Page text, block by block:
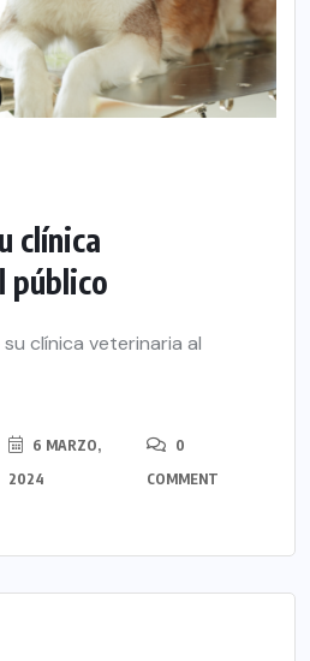
clínica
público
clínica veterinaria al
6 MARZO,
2024
0
COMMENT